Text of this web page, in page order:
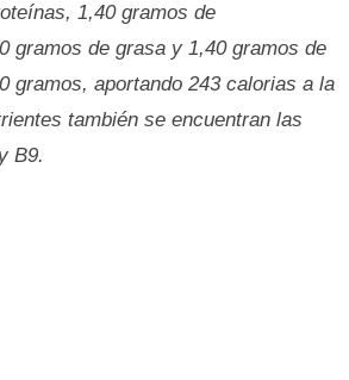
1,40 gramos de
gramos de grasa y 1,40 gramos de
gramos, aportando 243 calorias a la
también se encuentran las
B9.